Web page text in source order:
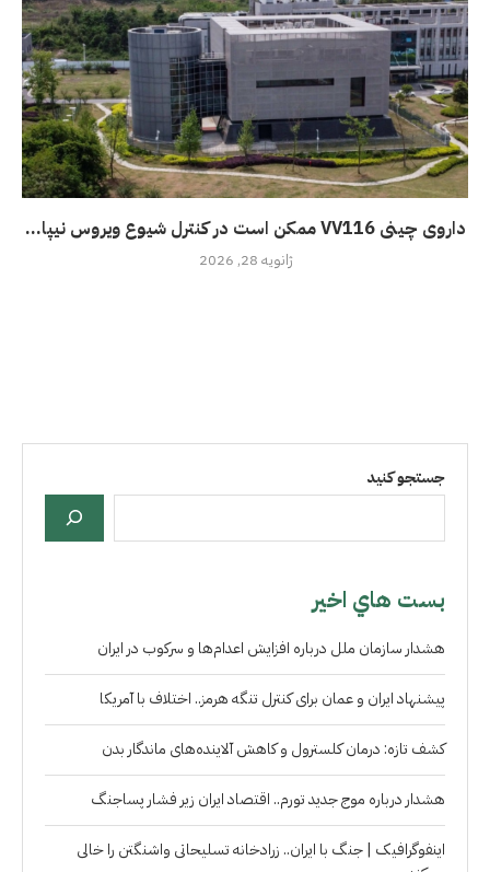
داروی چینی VV116 ممکن است در کنترل شیوع ویروس نیپا...
ژانویه 28, 2026
جستجو کنید
بست هاي اخير
هشدار سازمان ملل درباره افزایش اعدام‌ها و سرکوب در ایران
پیشنهاد ایران و عمان برای کنترل تنگه هرمز.. اختلاف با آمریکا
کشف تازه: درمان کلسترول و کاهش آلاینده‌های ماندگار بدن
هشدار درباره موج جدید تورم.. اقتصاد ایران زیر فشار پساجنگ
اینفوگرافیک | جنگ با ایران.. زرادخانه تسلیحاتی واشنگتن را خالی